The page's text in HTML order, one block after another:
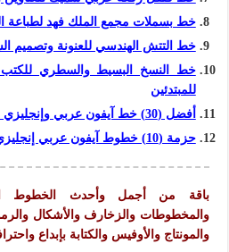
خط بسملات مجمع الملك فهد
خط التتش الهندسي للعنونة وتصميم
خط النسخ البسيط والسطري
للمبتدئين
أفضل (30) خط آيفون عربي وإنجليزي للموبايلات
حزمة (10) خطوط آيفون عربي إنجليزي للموبايلات
باقة من أجمل وأحدث الخطوط
والمخطوطات والزخارف والأشكال
والمونتاج والأوفيس والكتابة بإبداع